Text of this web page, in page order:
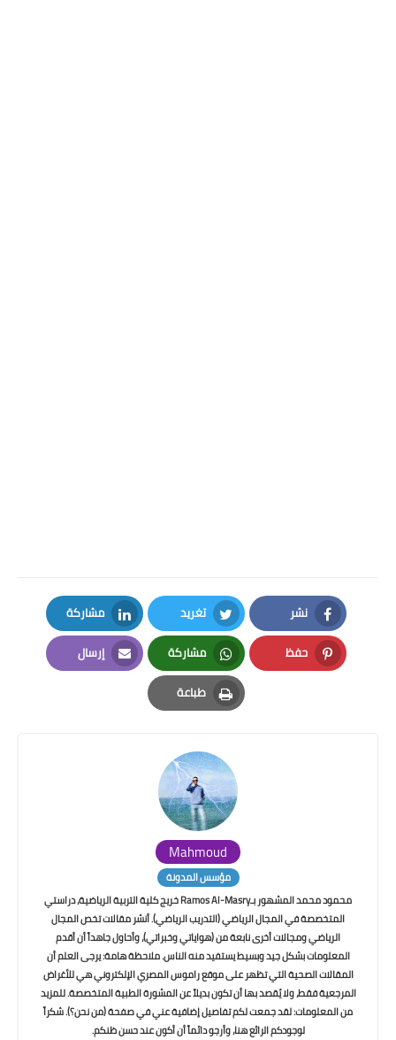
نشر
Facebook
تغريد
Twitter
مشاركة
LinkedIn
حفظ
Pinterest
مشاركة
Whatsapp
إرسال
Email
طباعة
Print
Mahmoud
مؤسس المدونة
محمود محمد المشهور بـRamos Al-Masry خريج كلية التربية الرياضية، دراستي
المتخصصة في المجال الرياضي (التدريب الرياضي). أنشر مقالات تخص المجال
الرياضي ومجالات أخرى نابعة من (هواياتي وخبراتي)، وأحاول جاهداً أن أقدم
المعلومات بشكل جيد وبسيط يستفيد منه الناس. ملاحظة هامة: يرجى العلم أن
المقالات الصحية التي تظهر على موقع راموس المصري الإلكتروني هي للأغراض
المرجعية فقط، ولا يُقصد بها أن تكون بديلاً عن المشورة الطبية المتخصصة. للمزيد
من المعلومات: لقد جمعت لكم تفاصيل إضافية عني في صفحة (من نحن؟). شكراً
لوجودكم الرائع هنا، وأرجو دائماً أن أكون عند حسن ظنكم.